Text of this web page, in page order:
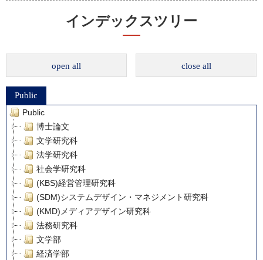
インデックスツリー
open all close all
Public
Public
博士論文
文学研究科
法学研究科
社会学研究科
(KBS)経営管理研究科
(SDM)システムデザイン・マネジメント研究科
(KMD)メディアデザイン研究科
法務研究科
文学部
経済学部